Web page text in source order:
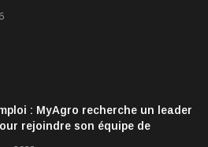
: MyAgro recherche un leader
rejoindre son équipe de